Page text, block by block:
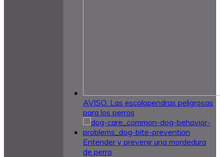
AVISO: Las escolopendras peligrosas
para los perros
Entender y prevenir una mordedura
de perro